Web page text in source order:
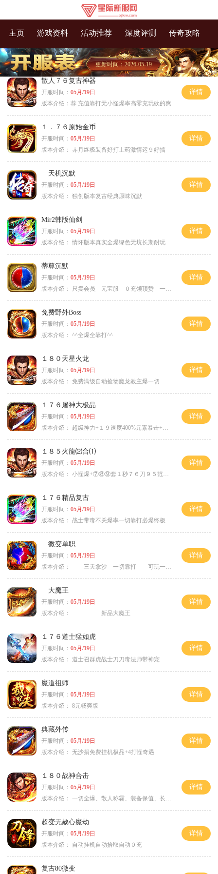
主页 游戏资料 活动推荐 深度评测 传奇攻略
更新时间：2026-05-19
散人７６复古神器
开服时间： 05月/19日
版本介绍： 荐 充值靠打无小怪爆率高零充玩砍的爽
详情
１．７６原始金币
开服时间： 05月/19日
版本介绍： 赤月终极装备好打土药激情运９好搞
详情
天机沉默
开服时间： 05月/19日
版本介绍： 独创版本复古经典原味沉默
详情
Mir2韩版仙剑
开服时间： 05月/19日
版本介绍： 情怀版本真实全爆绿色无坑长期耐玩
详情
蒂尊沉默
开服时间： 05月/19日
版本介绍：
只卖会员 元宝服 ０充领顶赞 一切靠打
详情
免费野外Boss
开服时间： 05月/19日
版本介绍： ^^全爆全靠打^^
详情
１８０天星火龙
开服时间： 05月/19日
版本介绍： 免费满级自动捡物魔龙教主爆一切
详情
１７６屠神大极品
开服时间： 05月/19日
版本介绍：
超级神力+１９速度400%元素暴击+６６
详情
１８５火龍⑵合⑴
开服时间： 05月/19日
版本介绍： 小怪爆+⑦⑧⑨套１秒７６刀９５范围捡
详情
１７６精品复古
开服时间： 05月/19日
版本介绍： 战士带毒不关爆率一切靠打必爆终极
详情
微变单职
开服时间： 05月/19日
版本介绍：
三天拿沙 一切靠打 可玩一年
详情
大魔王
开服时间： 05月/19日
版本介绍：
新品大魔王
详情
１７６道士猛如虎
开服时间： 05月/19日
版本介绍： 道士召群虎战士刀刀毒法师带神宠
详情
魔道祖师
开服时间： 05月/19日
版本介绍： 8元畅爽版
详情
典藏外传
开服时间： 05月/19日
版本介绍： 无沙捐免费挂机极品+4打怪奇遇
详情
１８０战神合击
开服时间： 05月/19日
版本介绍： 一切全爆、散人称霸、装备保值、长期耐玩
详情
超变无赦心魔劫
开服时间： 05月/19日
版本介绍：
自动挂机自动拾取自动０充
详情
复古80微变